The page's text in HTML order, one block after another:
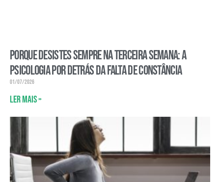
Porque desistes sempre na terceira semana: a
psicologia por detrás da falta de constância
01/07/2026
Ler mais »